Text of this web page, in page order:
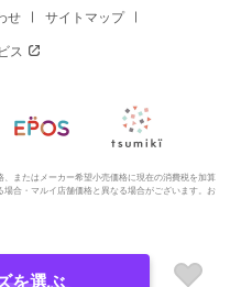
せ サイトマップ
ス
またはメーカー希望小売価格に現在の消費税を加算
合・マルイ店舗価格と異なる場合がございます。お
MARUI Co., Ltd
を選ぶ